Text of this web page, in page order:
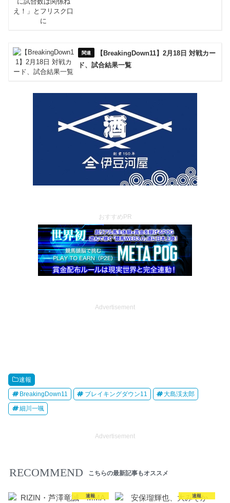
【BreakingDown11】2月18日 対戦カー
ド、試合結果一覧
おすすめPR
Advertisement
速報
BreakingDown11 ブレイキングダウン11 大島渓太郎
細川一颯
Advertisement
RECOMMEND こちらの最新記事もオススメ
速報 速報